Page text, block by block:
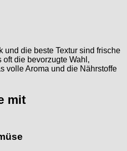
und die beste Textur sind frische
die bevorzugte Wahl,
volle Aroma und die Nährstoffe
mit